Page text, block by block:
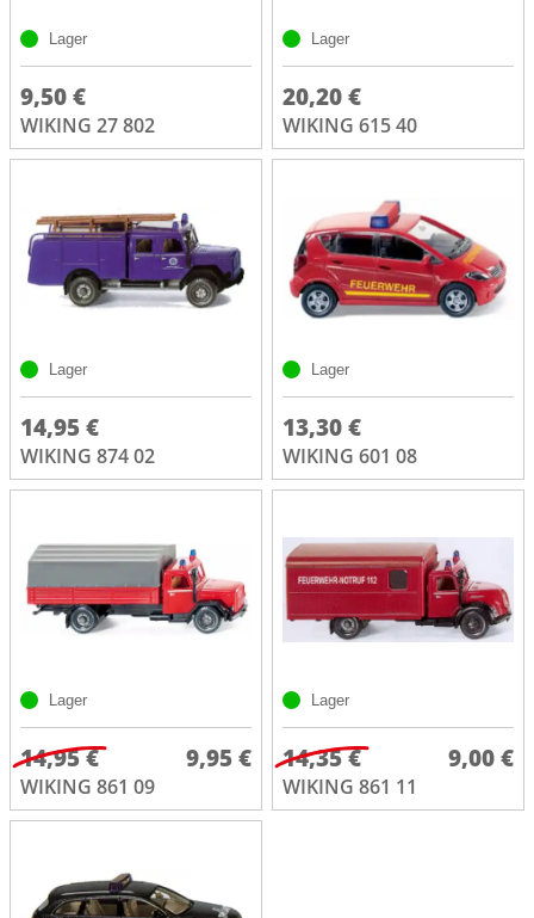
Lager
9,50 €
WIKING 27 802
Lager
20,20 €
WIKING 615 40
Lager
14,95 €
WIKING 874 02
Lager
13,30 €
WIKING 601 08
Lager
14,95 € 9,95 €
WIKING 861 09
Lager
14,35 € 9,00 €
WIKING 861 11